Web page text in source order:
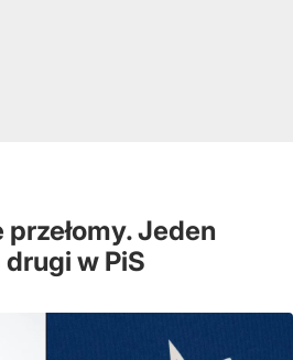
Jeden
w PiS